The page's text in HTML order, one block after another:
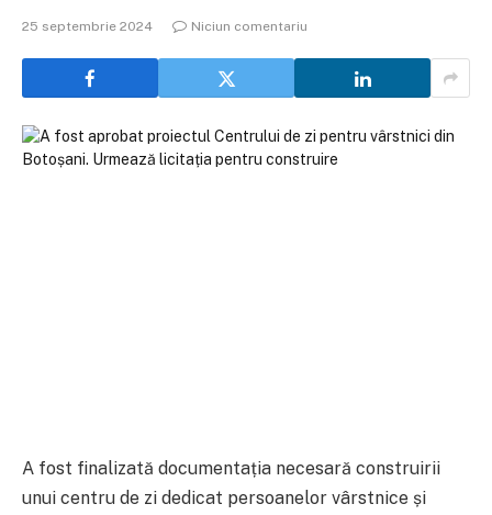
25 septembrie 2024 Niciun comentariu
A fost finalizată documentația necesară construirii
unui centru de zi dedicat persoanelor vârstnice și